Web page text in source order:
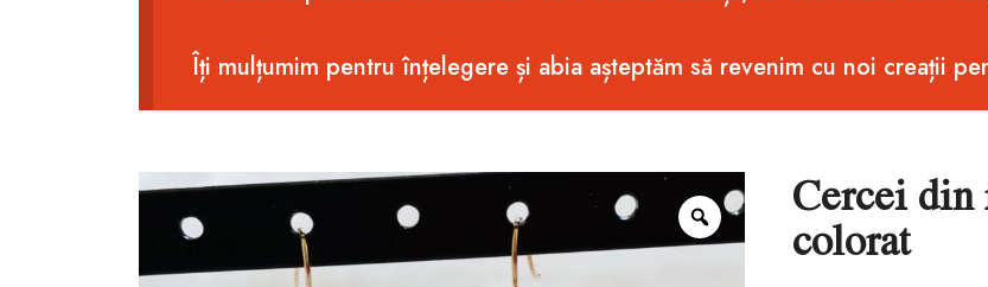
Îți mulțumim pentru înțelegere și abia așteptăm să revenim cu noi creații
Zoom Cercei din
colorat